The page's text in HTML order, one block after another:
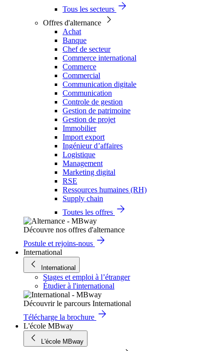
Tous les secteurs
Offres d'alternance
Achat
Banque
Chef de secteur
Commerce international
Commerce
Commercial
Communication digitale
Communication
Controle de gestion
Gestion de patrimoine
Gestion de projet
Immobilier
Import export
Ingénieur d’affaires
Logistique
Management
Marketing digital
RSE
Ressources humaines (RH)
Supply chain
Toutes les offres
Découvre nos offres d'alternance
Postule et rejoins-nous
International
International
Stages et emploi à l’étranger
Étudier à l'international
Découvrir le parcours International
Télécharge la brochure
L'école MBway
L'école MBway